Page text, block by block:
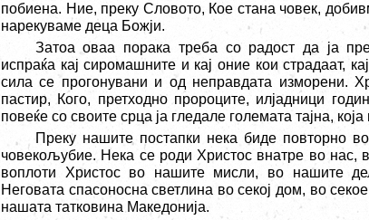
побиена. Ние, преку Словото, Кое стана човек,
нарекуваме деца Божји.
Затоа оваа порака треба со радост да ја
испраќа кај сиромашните и кај оние кои страдаат,
сила се прогонувани и од неправдата изморени.
пастир, Кого, претходно пророците, илјадници
повеќе со своите срца ја гледале големата тајна,
Преку нашите постапки нека биде повторно
човекољубие. Нека се роди Христос внатре во
воплоти Христос во нашите мисли, во нашите
Неговата спасоносна светлина во секој дом, во
нашата татковина Македонија.